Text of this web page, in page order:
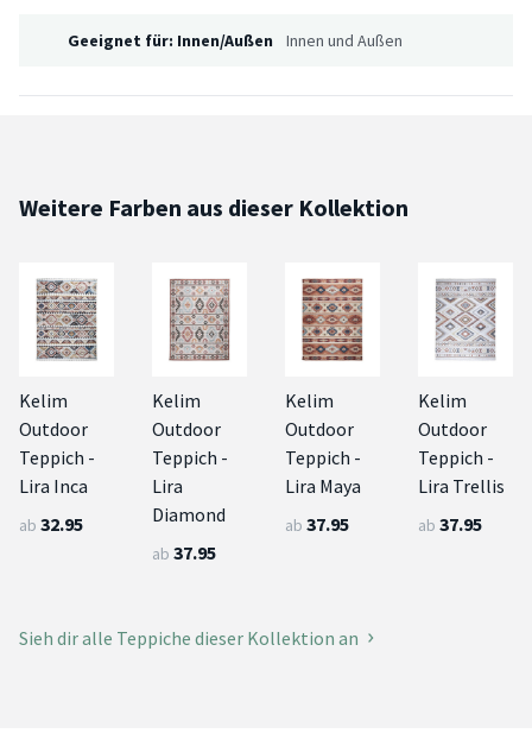
Geeignet für: Innen/Außen Innen und Außen
Weitere Farben aus dieser Kollektion
Kelim
Outdoor
Teppich -
Lira Inca
ab 32.95
Kelim
Outdoor
Teppich -
Lira
Diamond
ab 37.95
Kelim
Outdoor
Teppich -
Lira Maya
ab 37.95
Kelim
Outdoor
Teppich -
Lira Trellis
ab 37.95
Sieh dir alle Teppiche dieser Kollektion an